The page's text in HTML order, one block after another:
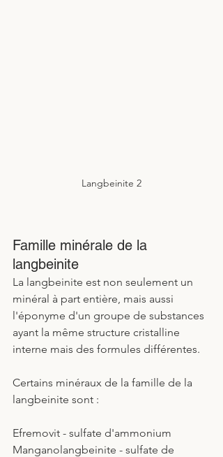
Langbeinite 2
Famille minérale de la
langbeinite
La langbeinite est non seulement un
minéral à part entière, mais aussi
l'éponyme d'un groupe de substances
ayant la même structure cristalline
interne mais des formules différentes.
Certains minéraux de la famille de la
langbeinite sont :
Efremovit - sulfate d'ammonium
Manganolangbeinite - sulfate de